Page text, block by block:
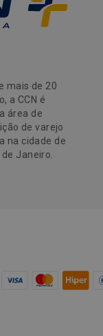
mais de 20
a CCN é
área de
de varejo
na cidade de
Janeiro.